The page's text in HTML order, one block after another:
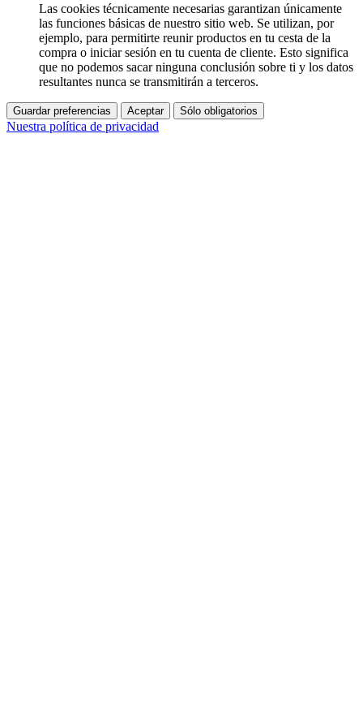
Las cookies técnicamente necesarias garantizan únicamente
las funciones básicas de nuestro sitio web. Se utilizan, por
ejemplo, para permitirte reunir productos en tu cesta de la
compra o iniciar sesión en tu cuenta de cliente. Esto significa
que no podemos sacar ninguna conclusión sobre ti y los datos
resultantes nunca se transmitirán a terceros.
Guardar preferencias Aceptar Sólo obligatorios
Nuestra política de privacidad